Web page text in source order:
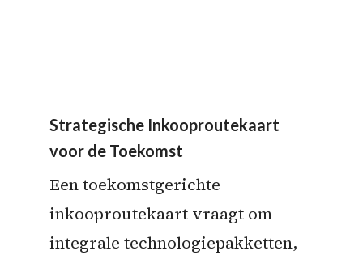
Strategische Inkooproutekaart
voor de Toekomst
Een toekomstgerichte
inkooproutekaart vraagt om
integrale technologiepakketten,